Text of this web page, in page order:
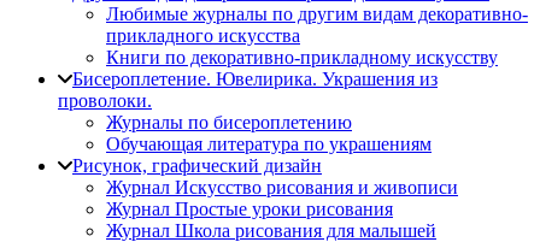
Любимые журналы по другим видам декоративно-
прикладного искусства
Книги по декоративно-прикладному искусству
Бисероплетение. Ювелирика. Украшения из
проволоки.
Журналы по бисероплетению
Обучающая литература по украшениям
Рисунок, графический дизайн
Журнал Искусство рисования и живописи
Журнал Простые уроки рисования
Журнал Школа рисования для малышей